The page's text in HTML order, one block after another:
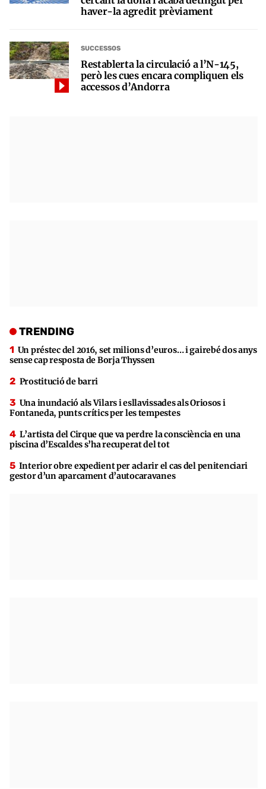
haver-la agredit prèviament
SUCCESSOS
Restablerta la circulació a l’N-145,
però les cues encara compliquen els
accessos d’Andorra
TRENDING
Un préstec del 2016, set milions d’euros… i gairebé dos anys
sense cap resposta de Borja Thyssen
Prostitució de barri
Una inundació als Vilars i esllavissades als Oriosos i
Fontaneda, punts crítics per les tempestes
L’artista del Cirque que va perdre la consciència en una
piscina d’Escaldes s’ha recuperat del tot
Interior obre expedient per aclarir el cas del penitenciari
gestor d’un aparcament d’autocaravanes